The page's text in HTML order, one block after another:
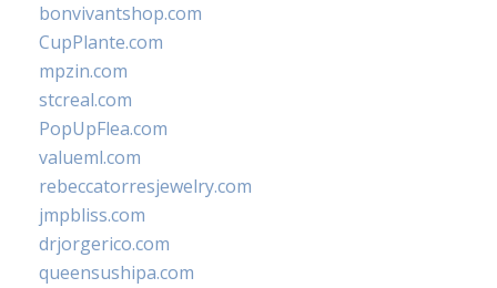
bonvivantshop.com
CupPlante.com
mpzin.com
stcreal.com
PopUpFlea.com
valueml.com
rebeccatorresjewelry.com
jmpbliss.com
drjorgerico.com
queensushipa.com